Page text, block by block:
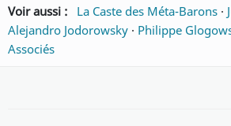
Voir aussi : La Caste des Méta-Barons ·
Alejandro Jodorowsky · Philippe
Associés